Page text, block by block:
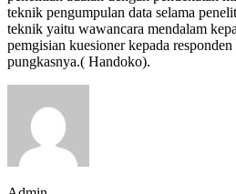
teknik pengumpulan data selama
teknik yaitu wawancara mendalam
pemgisian kuesioner kepada
pungkasnya.( Handoko).